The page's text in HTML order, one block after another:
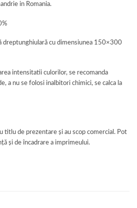
in Romania.
dreptunghiulară cu dimensiunea 150×300
intensitatii culorilor, se recomanda
a nu se folosi inalbitori chimici, se calca la
titlu de prezentare și au scop comercial. Pot
și de încadrare a imprimeului.